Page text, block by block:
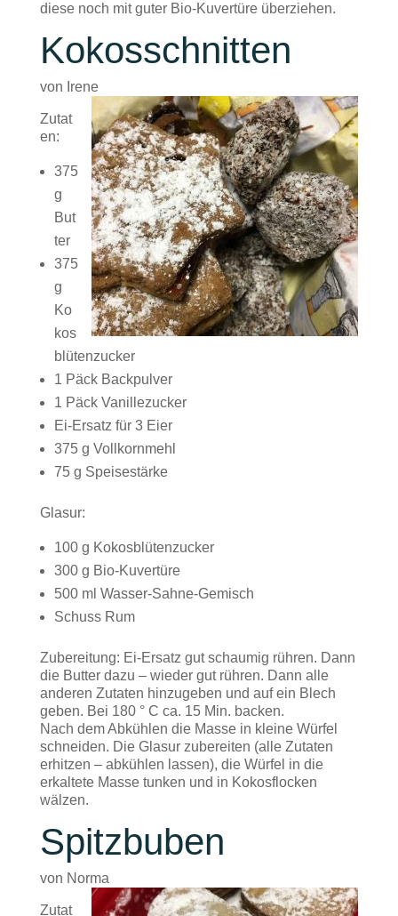
diese noch mit guter Bio-Kuvertüre überziehen.
Kokosschnitten
von Irene
Zutat
en:
375
g
But
ter
375
g
Ko
kos
blütenzucker
1 Päck Backpulver
1 Päck Vanillezucker
Ei-Ersatz für 3 Eier
375 g Vollkornmehl
75 g Speisestärke
Glasur:
100 g Kokosblütenzucker
300 g Bio-Kuvertüre
500 ml Wasser-Sahne-Gemisch
Schuss Rum
Zubereitung: Ei-Ersatz gut schaumig rühren. Dann
die Butter dazu – wieder gut rühren. Dann alle
anderen Zutaten hinzugeben und auf ein Blech
geben. Bei 180 ° C ca. 15 Min. backen.
Nach dem Abkühlen die Masse in kleine Würfel
schneiden. Die Glasur zubereiten (alle Zutaten
erhitzen – abkühlen lassen), die Würfel in die
erkaltete Masse tunken und in Kokosflocken
wälzen.
Spitzbuben
von Norma
Zutat